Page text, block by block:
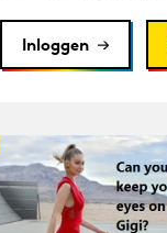
Inloggen